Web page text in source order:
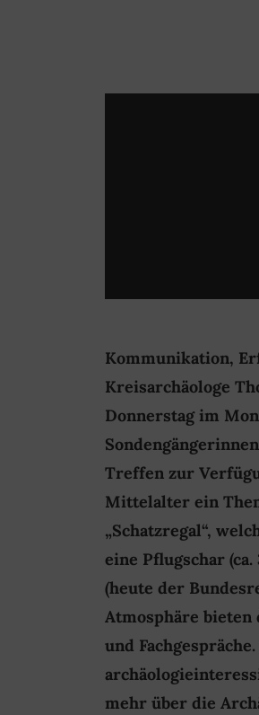
Kommunikation,
Kreisarchäologe
Donnerstag im
Treffen zur
Mittelalter ein
„Schatzregal“,
eine Pflugschar
(heute der
Atmosphäre bieten
und
mehr über die